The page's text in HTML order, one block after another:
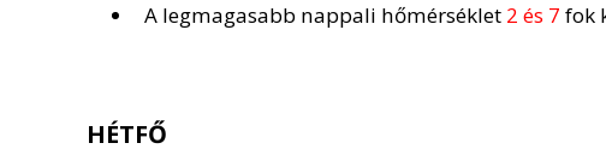
A legmagasabb nappali hőmérséklet 2 és 7 fok
HÉTFŐ